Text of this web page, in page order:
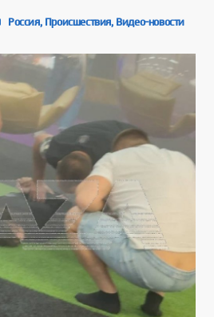
Россия, Происшествия, Видео-новости